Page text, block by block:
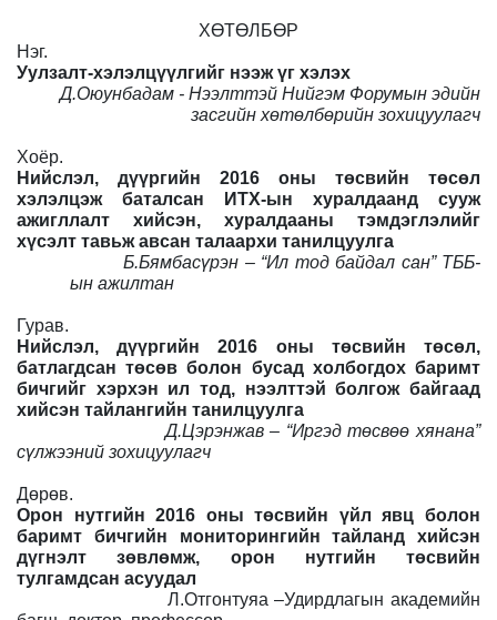
ХӨТӨЛБӨР
Нэг.
Уулзалт-хэлэлцүүлгийг нээж үг хэлэх
Д.Оюунбадам - Нээлттэй Нийгэм Форумын эдийн
засгийн хөтөлбөрийн зохицуулагч
Хоёр.
Нийслэл, дүүргийн 2016 оны төсвийн төсөл
хэлэлцэж баталсан ИТХ-ын хуралдаанд сууж
ажигллалт хийсэн, хуралдааны тэмдэглэлийг
хүсэлт тавьж авсан талаархи танилцуулга
Б.Бямбасүрэн – “Ил тод байдал сан” ТББ-
ын ажилтан
Гурав.
Нийслэл, дүүргийн 2016 оны төсвийн төсөл,
батлагдсан төсөв болон бусад холбогдох баримт
бичгийг хэрхэн ил тод, нээлттэй болгож байгаад
хийсэн тайлангийн танилцуулга
Д.Цэрэнжав – “Иргэд төсвөө хянана”
сүлжээний зохицуулагч
Дөрөв.
Орон нутгийн 2016 оны төсвийн үйл явц болон
баримт бичгийн мониторингийн тайланд хийсэн
дүгнэлт зөвлөмж, орон нутгийн төсвийн
тулгамдсан асуудал
Л.Отгонтуяа –Удирдлагын академийн